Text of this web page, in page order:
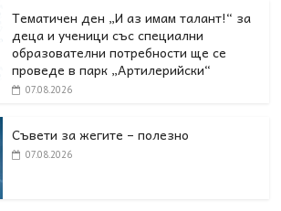
Тематичен ден „И аз имам талант!“ за
деца и ученици със специални
образователни потребности ще се
проведе в парк „Артилерийски“
07.08.2026
Съвети за жегите – полезно
07.08.2026